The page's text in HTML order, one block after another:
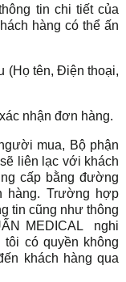
tin chi tiết của
hàng có thể ấn
(Họ tên, Điện thoại,
nhận đơn hàng.
mua, Bộ phận
sẽ liên lạc với khách
cấp bằng đường
hàng. Trường hợp
tin cũng như thông
MEDICAL
nghi
có quyền không
khách hàng qua